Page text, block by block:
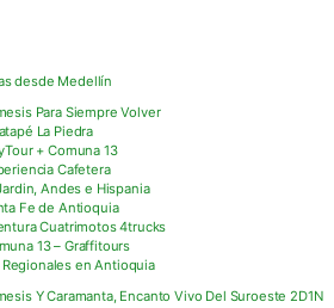
desde Medellín
Para Siempre Volver
La Piedra
+ Comuna 13
Cafetera
Andes e Hispania
Fe de Antioquia
Cuatrimotos 4trucks
13 – Graffitours
Regionales en Antioquia
Y Caramanta, Encanto Vivo Del Suroeste 2D1N